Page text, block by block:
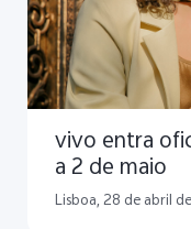
vivo entra
a 2 de maio
Lisboa, 28 de abril